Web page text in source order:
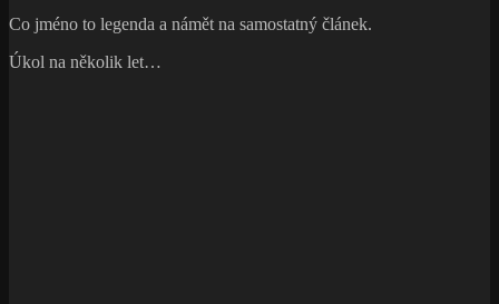
Co jméno to legenda a námět na samostatný článek.
Úkol na několik let…